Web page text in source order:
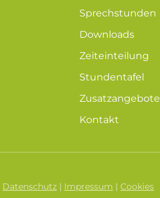
Sprechstunden
Downloads
Zeiteinteilung
Stundentafel
Zusatzangebote
Kontakt
Datenschutz | Impressum |Cookies